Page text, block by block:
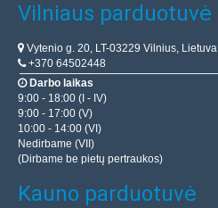
Vilniaus parduotuvė
Vytenio g. 20, LT-03229 Vilnius, Lietuva
+370 64502448
Darbo laikas
9:00 - 18:00 (I - IV)
9:00 - 17:00 (V)
10:00 - 14:00 (VI)
Nedirbame (VII)
(Dirbame be pietų pertraukos)
Kauno parduotuvė